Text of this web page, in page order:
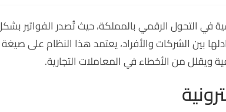
في التحول الرقمي بالمملكة، حيث تُصدر الفواتير
بين الشركات والأفراد، يعتمد هذا النظام على
ويقلل من الأخطاء في المعاملات التجارية.